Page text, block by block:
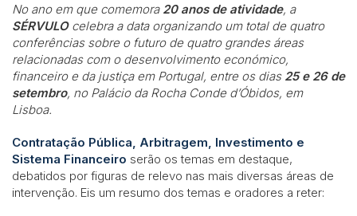
No ano em que comemora 20 anos de atividade, a
SÉRVULOcelebra a data organizando um total de quatro
conferências sobre o futuro de quatro grandes áreas
relacionadas com o desenvolvimento económico,
financeiro e da justiça em Portugal, entre os dias 25 e 26 de
setembro, no Palácio da Rocha Conde d’Óbidos, em
Lisboa.
Contratação Pública, Arbitragem, Investimento e
Sistema Financeiro serão os temas em destaque,
debatidos por figuras de relevo nas mais diversas áreas de
intervenção. Eis um resumo dos temas e oradores a reter: